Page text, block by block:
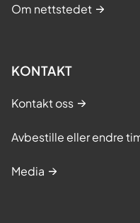
Om nettstedet
KONTAKT
Kontakt oss
Avbestille eller endre
Media